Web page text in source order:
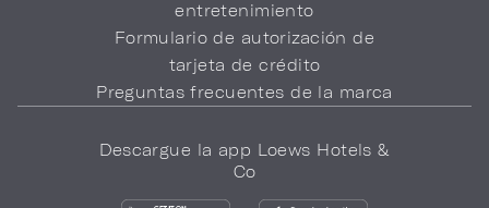
entretenimiento
Formulario de autorización de
tarjeta de crédito
Preguntas frecuentes de la marca
Descargue la app Loews Hotels &
Co